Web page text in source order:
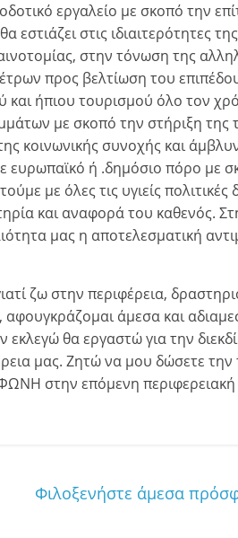
εργαλείο με σκοπό την
στις ιδιαιτερότητες
στην τόνωση της
προς βελτίωση του
και ήπιου τουρισμού όλο τον
με σκοπό την στήριξη της
κοινωνικής συνοχής και
ευρωπαϊκό ή .δημόσιο πόρο με
με όλες τις υγιείς
και αναφορά του καθενός.
μας η αποτελεσματική
ζω στην περιφέρεια,
άμεσα και
εκλεγώ θα εργαστώ για την
μας. Ζητώ να μου δώσετε την
στην επόμενη
Φιλοξενήστε άμεσα